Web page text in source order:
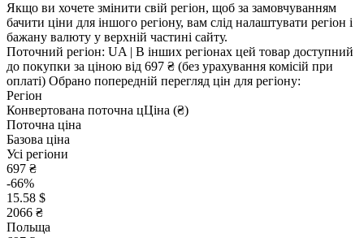
Якщо ви хочете змінити свій регіон, щоб за замовчуванням
бачити ціни для іншого регіону, вам слід налаштувати регіон і
бажану валюту у верхній частині сайту.
Поточний регіон: UA | В інших регіонах цей товар доступний
до покупки за ціною від 697 ₴ (без урахування комісій при
оплаті) Обрано попередній перегляд цін для регіону:
Регіон
Конвертована поточна цЦіна (₴)
Поточна ціна
Базова ціна
Усі регіони
697 ₴
-66%
15.58 $
2066 ₴
Польща